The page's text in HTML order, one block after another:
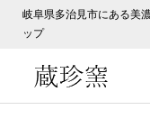
岐阜県多治見市にある美
ップ